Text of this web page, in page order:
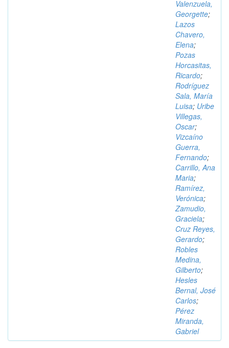
Valenzuela,
Georgette;
Lazos
Chavero,
Elena;
Pozas
Horcasitas,
Ricardo;
Rodríguez
Sala, María
Luisa; Uribe
Villegas,
Oscar;
Vizcaíno
Guerra,
Fernando;
Carrillo, Ana
Maria;
Ramírez,
Verónica;
Zamudio,
Graciela;
Cruz Reyes,
Gerardo;
Robles
Medina,
Gilberto;
Hesles
Bernal, José
Carlos;
Pérez
Miranda,
Gabriel